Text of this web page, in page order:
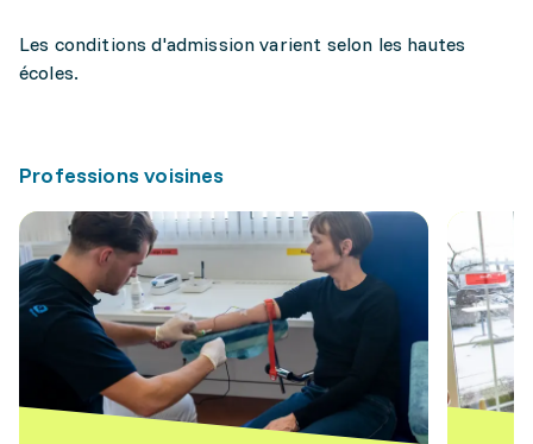
Les conditions d'admission varient selon les hautes
écoles.
Professions voisines